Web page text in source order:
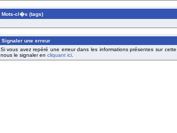
Mots-cl�s (tags)
Signaler une erreur
Si vous avez repéré une erreur dans les informations présentes sur
nous le signaler en cliquant ici.